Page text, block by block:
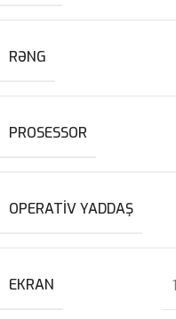
RƏNG
PROSESSOR
OPERATIV YADDAŞ
EKRAN